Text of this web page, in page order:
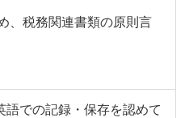
、税務関連書類の原則言
語での記録・保存を認めて